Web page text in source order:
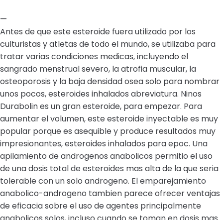
—
Antes de que este esteroide fuera utilizado por los
culturistas y atletas de todo el mundo, se utilizaba para
tratar varias condiciones medicas, incluyendo el
sangrado menstrual severo, la atrofia muscular, la
osteoporosis y la baja densidad osea solo para nombrar
unos pocos, esteroides inhalados abreviatura. Ninos
Durabolin es un gran esteroide, para empezar. Para
aumentar el volumen, este esteroide inyectable es muy
popular porque es asequible y produce resultados muy
impresionantes, esteroides inhalados para epoc. Una
apilamiento de androgenos anabolicos permitio el uso
de una dosis total de esteroides mas alta de la que seria
tolerable con un solo androgeno. El emparejamiento
anabolico-androgeno tambien parece ofrecer ventajas
de eficacia sobre el uso de agentes principalmente